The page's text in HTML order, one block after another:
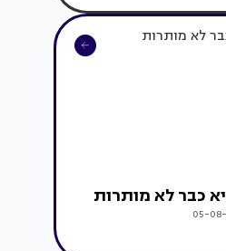
כבר לא מותרות
05-